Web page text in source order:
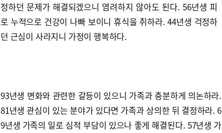
정하던 문제가 해결되겠으니 염려하지 않아도 된다. 56년생 피
로 누적으로 건강이 나빠 보이니 휴식을 취하라. 44년생 걱정하
던 근심이 사라지니 가정이 행복하다.
93년생 변화와 관련한 갈등이 있으니 가족과 충분하게 의논하라.
81년생 관심이 있는 분야가 있다면 가족과 상의한 뒤 결정하라. 6
9년생 가족의 일로 심적 부담이 있으나 좋게 해결된다. 57년생 가